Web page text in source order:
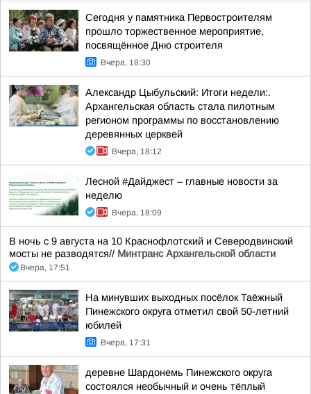
Сегодня у памятника Первостроителям
прошло торжественное мероприятие,
посвящённое Дню строителя
Вчера, 18:30
Александр Цыбульский: Итоги недели:.
Архангельская область стала пилотным
регионом программы по восстановлению
деревянных церквей
Вчера, 18:12
Лесной #Дайджест – главные новости за
неделю
Вчера, 18:09
В ночь с 9 августа на 10 Краснофлотский и Северодвинский
мосты не разводятся// Минтранс Архангельской области
Вчера, 17:51
На минувших выходных посёлок Таёжный
Пинежского округа отметил свой 50-летний
юбилей
Вчера, 17:31
деревне Шардонемь Пинежского округа
состоялся необычный и очень тёплый